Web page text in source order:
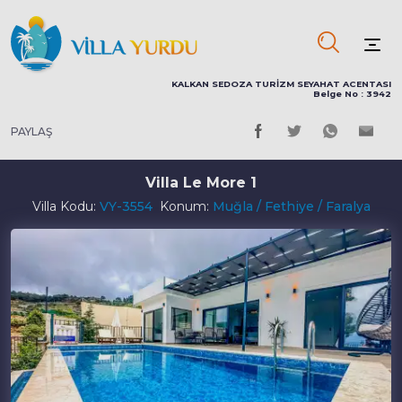
KALKAN SEDOZA TURİZM SEYAHAT ACENTASI
Belge No : 3942
PAYLAŞ
Villa Le More 1
Villa Kodu: VY-3554 Konum: Muğla / Fethiye / Faralya